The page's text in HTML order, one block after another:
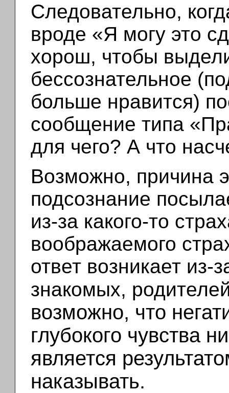
Следовательно,
вроде «Я могу это
хорош, чтобы
бессознательное
больше нравится)
сообщение типа
для чего? А что
Возможно, причина
подсознание
из-за какого-то
воображаемого
ответ возникает из-
знакомых,
возможно, что
глубокого чувства
является
наказывать.